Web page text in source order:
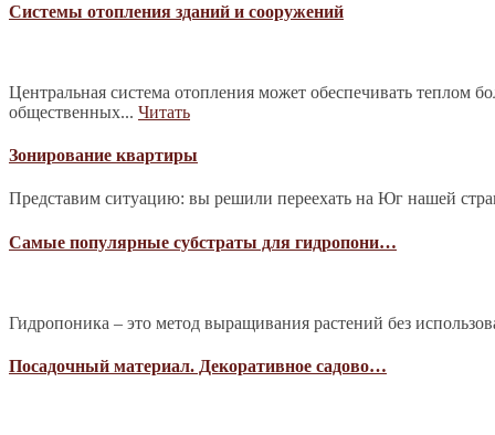
Системы отопления зданий и сооружений
Центральная система отопления может обеспечивать
общественных... Читать
Зонирование квартиры
Представим ситуацию: вы решили переехать на Юг нашей
Самые популярные субстраты для гидропони…
Гидропоника – это метод выращивания растений без
Посадочный материал. Декоративное садово…